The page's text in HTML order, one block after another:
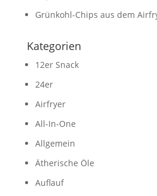
Grünkohl-Chips aus dem
Kategorien
12er Snack
24er
Airfryer
All-In-One
Allgemein
Ätherische Öle
Auflauf